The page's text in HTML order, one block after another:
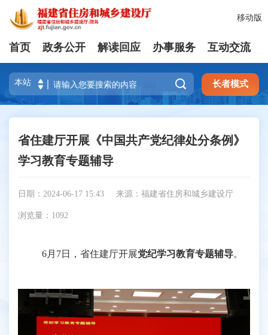
移动版
首页 政务公开 解读回应 办事服务 互动交流
 长者模式
省住建厅开展《中国共产党纪律处分条例》
学习教育专题辅导
日期：2024-06-17 15:43 来源：福建省住房和城乡建设厅
浏览量： 1092
6月7日，省住建厅开展党纪学习教育专题辅导。